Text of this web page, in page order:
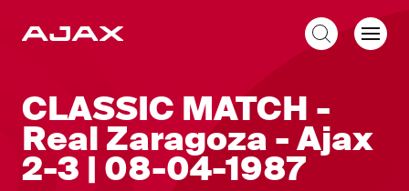
CLASSIC MATCH -
Real Zaragoza - Ajax
2-3 | 08-04-1987